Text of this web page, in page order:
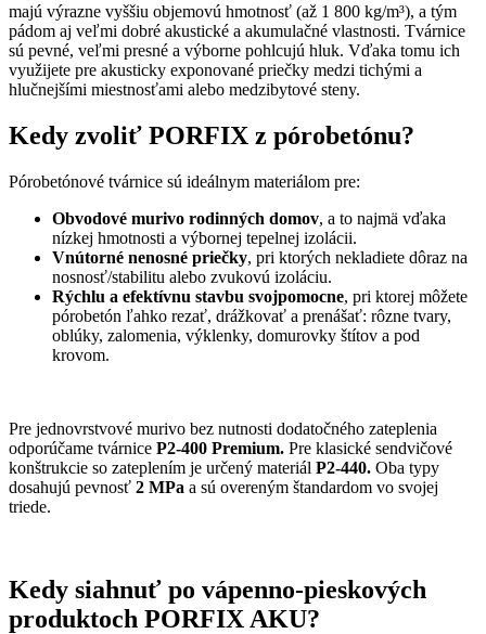
majú výrazne vyššiu objemovú hmotnosť (až 1 800 kg/m³), a tým
pádom aj veľmi dobré akustické a akumulačné vlastnosti. Tvárnice
sú pevné, veľmi presné a výborne pohlcujú hluk. Vďaka tomu ich
využijete pre akusticky exponované priečky medzi tichými a
hlučnejšími miestnosťami alebo medzibytové steny.
Kedy zvoliť PORFIX z pórobetónu?
Pórobetónové tvárnice sú ideálnym materiálom pre:
Obvodové murivo rodinných domov, a to najmä vďaka
nízkej hmotnosti a výbornej tepelnej izolácii.
Vnútorné nenosné priečky, pri ktorých nekladiete dôraz na
nosnosť/stabilitu alebo zvukovú izoláciu.
Rýchlu a efektívnu stavbu svojpomocne, pri ktorej môžete
pórobetón ľahko rezať, drážkovať a prenášať: rôzne tvary,
oblúky, zalomenia, výklenky, domurovky štítov a pod
krovom.
Pre jednovrstvové murivo bez nutnosti dodatočného zateplenia
odporúčame tvárnice P2-400 Premium. Pre klasické sendvičové
konštrukcie so zateplením je určený materiál P2-440. Oba typy
dosahujú pevnosť 2 MPa a sú overeným štandardom vo svojej
triede.
Kedy siahnuť po vápenno-pieskových
produktoch PORFIX AKU?